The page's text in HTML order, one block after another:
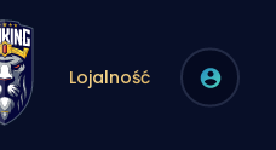
Lojalność